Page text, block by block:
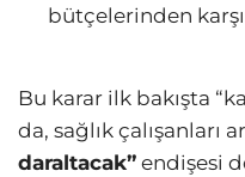
bütçelerinden
Bu karar ilk bakışta
da, sağlık çalışanları
daraltacak” endişesi